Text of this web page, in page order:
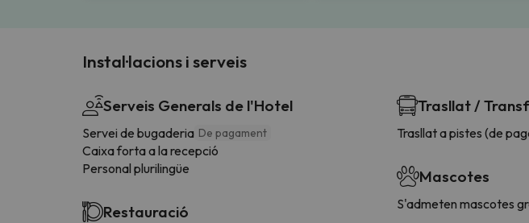
Instal·lacions i serveis
Serveis Generals de l'Hotel
Servei de bugaderia De pagament
Caixa forta a la recepció
Personal plurilingüe
Restauració
Trasllat /
Trasllat a pistes (de
Mascotes
S'admeten mascotes